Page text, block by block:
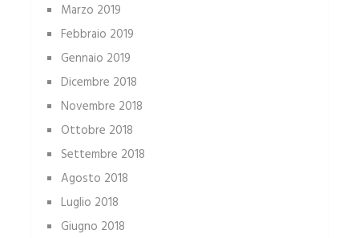
Marzo 2019
Febbraio 2019
Gennaio 2019
Dicembre 2018
Novembre 2018
Ottobre 2018
Settembre 2018
Agosto 2018
Luglio 2018
Giugno 2018